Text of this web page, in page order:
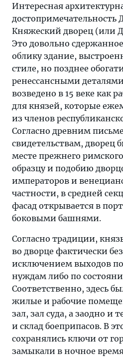
Интересная
достопримечательность
Княжеский дворец (или
Это довольно
облику здание,
стиле, но позднее
ренессансными
возведено в 15 веке как
для князей, которые
из членов
Согласно древним
свидетельствам, дворец
месте прежнего
образцу и подобию
императоров и
частности, в средней
фасад открывается в
боковыми башнями.
Согласно традиции,
во дворце фактически
исключением выходов
нуждам либо по
Соответственно, здесь
жилые и рабочие
зал, зал суда, а заодно и
и склад боеприпасов. В
сохранялись ключи от
замыкали в ночное